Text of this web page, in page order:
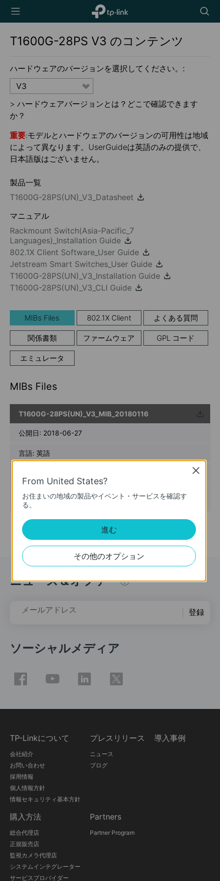
TP-Link,
Reliably
icon
T1600G-28PS V3 のコンテンツ
ハードウェアのバージョンを選択してください。:
V3
> ハードウェアバージョンとは？どこで確認できます
か？
重要:モデルとハードウェアのバージョンの可用性は地域
によって異なります。UserGuideは英語のみの提供で、
日本語版はございません。
製品一覧
T1600G-28PS(UN)_V3_Datasheet
マニュアル
Rackmount Switch(Asia-Pacific_7
Languages)_Installation Guide
802.1X Client Software_User Guide
Jetstream Smart Switches_User Guide
T1600G-28PS(UN)_V3_Installation Guide
T1600G-28PS(UN)_V3_CLI Guide
MIBs Files 802.1X Client よくある質問
関係書類 ファームウェア GPL コード
エミュレータ
MIBs Files
T1600G-28PS(UN)_V3_MIB_20180116
ウンロ
ード
公開日: 2018-06-27
言語: 英語
オペレーティングシステム:
Win2000/XP/2003/Vista/7/8/8.1/10/Mac/Linux
ニュース＆オファー
メールアドレス 登録
ソーシャルメディア
TP-Linkについて
会社紹介
お問い合わせ
採用情報
個人情報方針
情報セキュリティ基本方針
プレスリリース
ニュース
ブログ
導入事例
購入方法
総合代理店
正規販売店
監視カメラ代理店
システムインテグレーター
サービスプロバイダー
Partners
Partner Program
From United States?
お住まいの地域の製品やイベント・サービスを確認す
る。
進む
その他のオプション
Close